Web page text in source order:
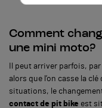
Comment
une mini moto?
Il peut arriver parfois,
alors que l’on casse la
situations, le
contact de pit bike est